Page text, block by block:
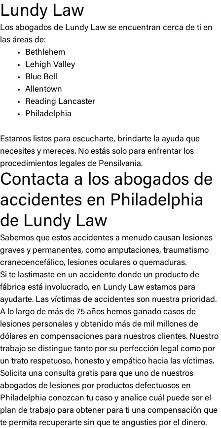
Lundy Law
Los abogados de Lundy Law se encuentran cerca de ti en
las áreas de:
Bethlehem
Lehigh Valley
Blue Bell
Allentown
Reading Lancaster
Philadelphia
Estamos listos para escucharte, brindarte la ayuda que
necesites y mereces. No estás solo para enfrentar los
procedimientos legales de Pensilvania.
Contacta a los abogados de
accidentes en Philadelphia
de Lundy Law
Sabemos que estos accidentes a menudo causan lesiones
graves y permanentes, como amputaciones, traumatismo
craneoencefálico, lesiones oculares o quemaduras.
Si te lastimaste en un accidente donde un producto de
fábrica está involucrado, en Lundy Law estamos para
ayudarte. Las víctimas de accidentes son nuestra prioridad.
A lo largo de más de 75 años hemos ganado casos de
lesiones personales y obtenido más de mil millones de
dólares en compensaciones para nuestros clientes. Nuestro
trabajo se distingue tanto por su perfección legal como por
un trato respetuoso, honesto y empático hacia las víctimas.
Solicita una consulta gratis para que uno de nuestros
abogados de lesiones por productos defectuosos en
Philadelphia conozcan tu caso y analice cuál puede ser el
plan de trabajo para obtener para ti una compensación que
te permita recuperarte sin que te angusties por el dinero.